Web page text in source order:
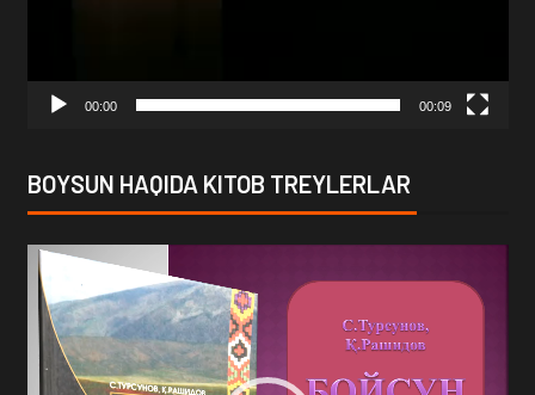
00:00 00:09
BOYSUN HAQIDA KITOB TREYLERLAR
Video
Player